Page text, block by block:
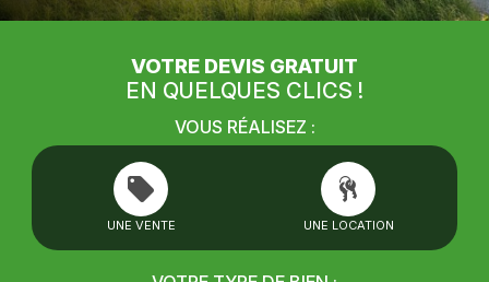
VOTRE DEVIS GRATUIT
EN QUELQUES CLICS !
VOUS RÉALISEZ :
UNE VENTE UNE LOCATION